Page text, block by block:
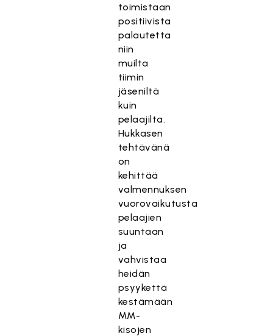
toimistaan
positiivista
palautetta
niin
muilta
tiimin
jäseniltä
kuin
pelaajilta.
Hukkasen
tehtävänä
on
kehittää
valmennuksen
vuorovaikutusta
pelaajien
suuntaan
ja
vahvistaa
heidän
psyykettä
kestämään
MM-
kisojen